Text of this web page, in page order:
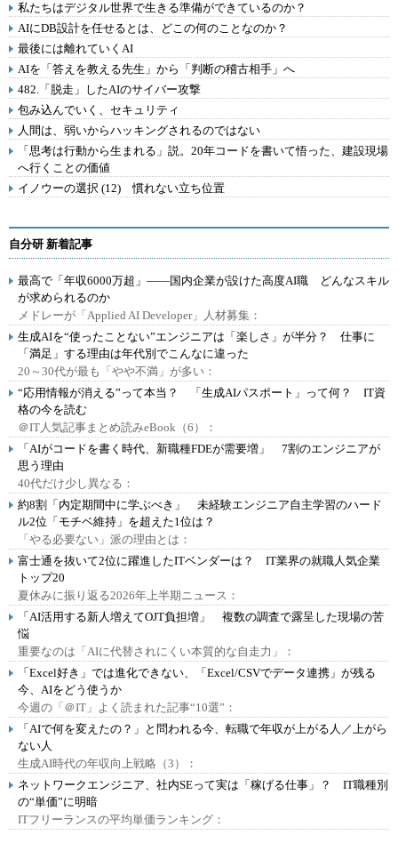
私たちはデジタル世界で生きる準備ができているのか？
AIにDB設計を任せるとは、どこの何のことなのか？
最後には離れていくAI
AIを「答えを教える先生」から「判断の稽古相手」へ
482.「脱走」したAIのサイバー攻撃
包み込んでいく、セキュリティ
人間は、弱いからハッキングされるのではない
「思考は行動から生まれる」説。20年コードを書いて悟った、建設現場
へ行くことの価値
イノウーの選択 (12) 慣れない立ち位置
自分研 新着記事
最高で「年収6000万超」――国内企業が設けた高度AI職 どんなスキル
が求められるのか
メドレーが「Applied AI Developer」人材募集：
生成AIを“使ったことない”エンジニアは「楽しさ」が半分？ 仕事に
「満足」する理由は年代別でこんなに違った
20～30代が最も「やや不満」が多い：
“応用情報が消える”って本当？ 「生成AIパスポート」って何？ IT資
格の今を読む
＠IT人気記事まとめ読みeBook（6）：
「AIがコードを書く時代、新職種FDEが需要増」 7割のエンジニアが
思う理由
40代だけ少し異なる：
約8割「内定期間中に学ぶべき」 未経験エンジニア自主学習のハード
ル2位「モチベ維持」を超えた1位は？
「やる必要ない」派の理由とは：
富士通を抜いて2位に躍進したITベンダーは？ IT業界の就職人気企業
トップ20
夏休みに振り返る2026年上半期ニュース：
「AI活用する新人増えてOJT負担増」 複数の調査で露呈した現場の苦
悩
重要なのは「AIに代替されにくい本質的な自走力」：
「Excel好き」では進化できない、「Excel/CSVでデータ連携」が残る
今、AIをどう使うか
今週の「＠IT」よく読まれた記事“10選”：
「AIで何を変えたの？」と問われる今、転職で年収が上がる人／上がら
ない人
生成AI時代の年収向上戦略（3）：
ネットワークエンジニア、社内SEって実は「稼げる仕事」？ IT職種別
の“単価”に明暗
ITフリーランスの平均単価ランキング：